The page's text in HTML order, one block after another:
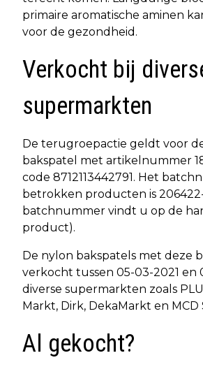
primaire aromatische aminen
voor de gezondheid.
Verkocht bij
supermarkten
De terugroepactie geldt voor
bakspatel met artikelnummer
code 8712113442791. Het
betrokken producten is
batchnummer vindt u op de
product).
De nylon bakspatels met deze
verkocht tussen 05-03-2021 en
diverse supermarkten zoals
Markt, Dirk, DekaMarkt en
Al gekocht?